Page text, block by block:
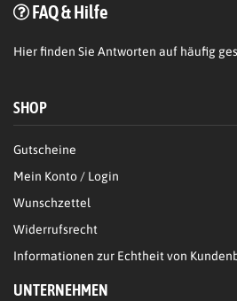
FAQ & Hilfe
Hierfinden Sie Antworten auf häufig
SHOP
Gutscheine
Mein Konto / Login
Wunschzettel
Widerrufsrecht
Informationen zur Echtheit von
UNTERNEHMEN